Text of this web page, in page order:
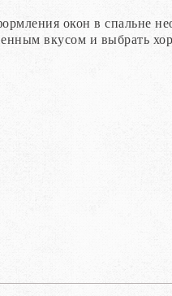
окон в спальне
вкусом и выбрать